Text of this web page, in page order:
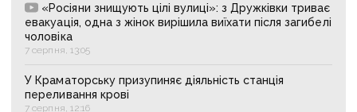
«Росіяни знищують цілі вулиці»: з Дружківки триває
евакуація, одна з жінок вирішила виїхати після загибелі
чоловіка
7 серпня, 13:05
У Краматорську призупиняє діяльність станція
переливання крові
7 серпня, 12:16